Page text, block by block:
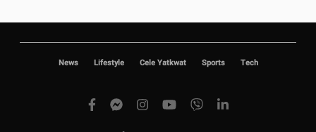
News Lifestyle Cele Yatkwat Sports Tech